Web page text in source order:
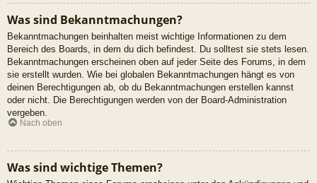
Was sind Bekanntmachungen?
Bekanntmachungen beinhalten meist wichtige Informationen zu dem
Bereich des Boards, in dem du dich befindest. Du solltest sie stets lesen.
Bekanntmachungen erscheinen oben auf jeder Seite des Forums, in dem
sie erstellt wurden. Wie bei globalen Bekanntmachungen hängt es von
deinen Berechtigungen ab, ob du Bekanntmachungen erstellen kannst
oder nicht. Die Berechtigungen werden von der Board-Administration
vergeben.
Nach oben
Was sind wichtige Themen?